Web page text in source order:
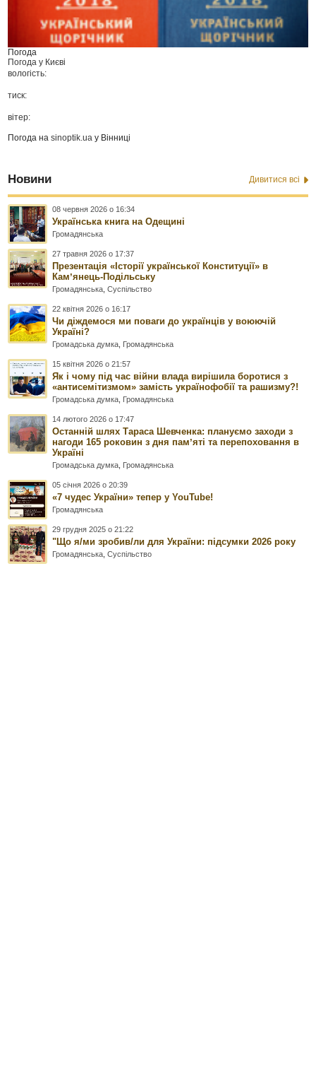
Погода
Погода у Києві
вологість:
тиск:
вітер:
Погода наsinoptik.ua у Вінниці
Новини Дивитися всі
08 червня 2026 о 16:34
Українська книга на Одещині
Громадянська
27 травня 2026 о 17:37
Презентація «Історії української Конституції» в
Камʼянець-Подільську
Громадянська ,Суспільство
22 квітня 2026 о 16:17
Чи діждемося ми поваги до українців у воюючій
Україні?
Громадська думка Громадянська
15 квітня 2026 о 21:57
Як і чому під час війни влада вирішила боротися з
«антисемітизмом» замість українофобії та рашизму?!
Громадська думка Громадянська
14 лютого 2026 о 17:47
Останній шлях Тараса Шевченка: плануємо заходи з
нагоди 165 роковин з дня памʼяті та перепоховання в
Україні
Громадська думка Громадянська
05 січня 2026 о 20:39
«7 чудес України» тепер у YouTube!
Громадянська
29 грудня 2025 о 21:22
"Що я/ми зробив/ли для України: підсумки 2026 року
Громадянська ,Суспільство